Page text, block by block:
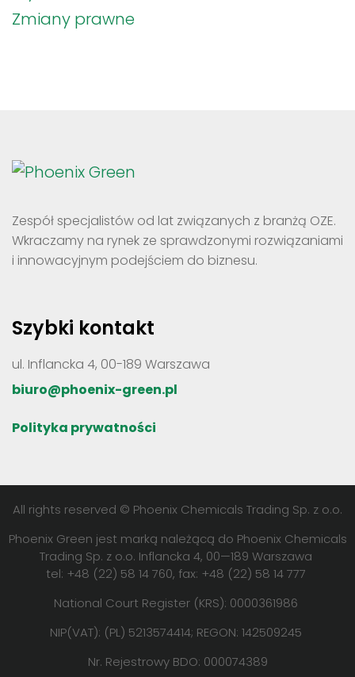
Zmiany prawne
Zespół specjalistów od lat związanych z branżą OZE.
Wkraczamy na rynek ze sprawdzonymi rozwiązaniami
i innowacyjnym podejściem do biznesu.
Szybki kontakt
ul. Inflancka 4, 00-189 Warszawa
biuro@phoenix-green.pl
Polityka prywatności
All rights reserved © Phoenix Chemicals Trading Sp. z o.o.
Phoenix Green jest marką należącą do Phoenix Chemicals
Trading Sp. z o.o. Inflancka 4, 00—189 Warszawa
tel: +48 (22) 58 14 760, fax: +48 (22) 58 14 777
National Court Register (KRS): 0000361986
NIP(VAT): (PL) 5213574414; REGON: 142509245
Nr. Rejestrowy BDO: 000074389